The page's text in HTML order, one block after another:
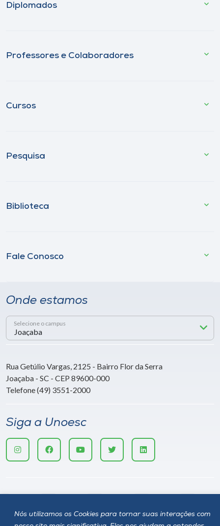
Nós utilizamos os Cookies para tornar suas interações com
Diplomados
Professores e Colaboradores
Cursos
Pesquisa
Biblioteca
Fale Conosco
Onde estamos
Selecione o campus
Rua Getúlio Vargas, 2125 - Bairro Flor da Serra
Joaçaba - SC - CEP 89600-000
Telefone (49) 3551-2000
Siga a Unoesc